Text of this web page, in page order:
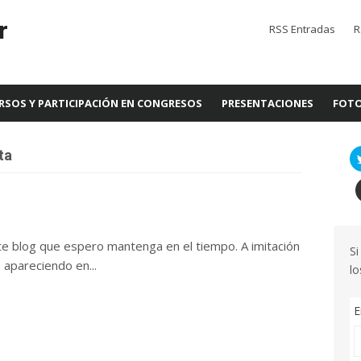
RSS Entradas
Y PARTICIPACIÓN EN CONGRESOS PRESENTACIONES
blog que espero mantenga en el tiempo. A imitación
en...